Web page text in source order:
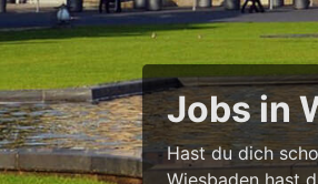
Jobs in
Hast du dich